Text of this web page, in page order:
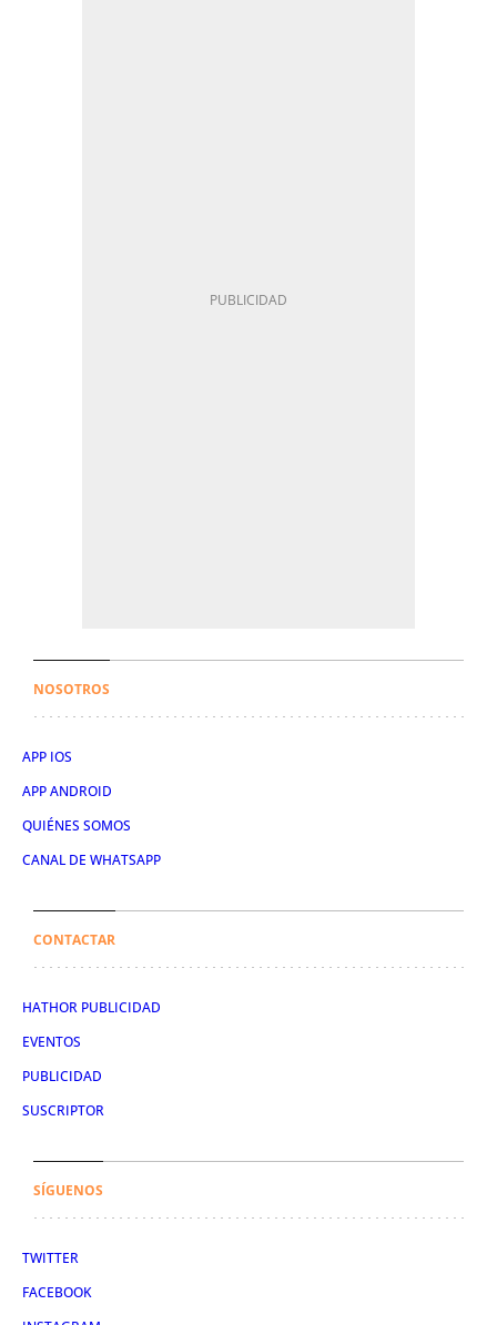
NOSOTROS
APP IOS
APP ANDROID
QUIÉNES SOMOS
CANAL DE WHATSAPP
CONTACTAR
HATHOR PUBLICIDAD
EVENTOS
PUBLICIDAD
SUSCRIPTOR
SÍGUENOS
TWITTER
FACEBOOK